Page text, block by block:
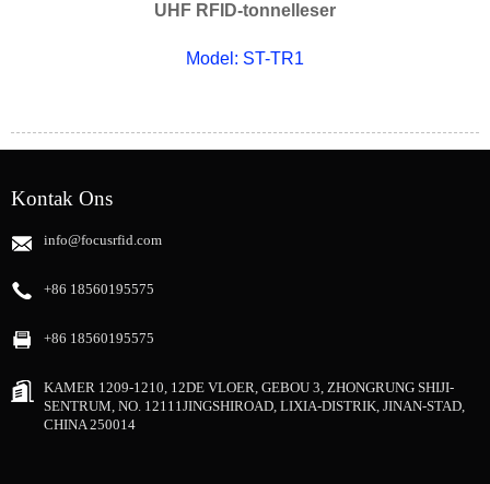
UHF RFID-tonnelleser
Model: ST-TR1
Kontak Ons
info@focusrfid.com
+86 18560195575
+86 18560195575
KAMER 1209-1210, 12DE VLOER, GEBOU 3, ZHONGRUNG SHIJI-
SENTRUM, NO. 12111JINGSHIROAD, LIXIA-DISTRIK, JINAN-STAD,
CHINA 250014